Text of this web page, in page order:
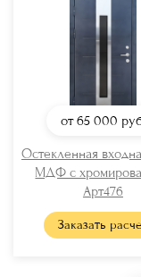
от 65 000
Остекленная
МДФ с
вставкой
Арт476
Заказать